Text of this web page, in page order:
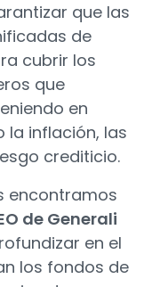
que las
de
cubrir los
que
en
inflación, las
crediticio.
encontramos
de Generali
en el
los fondos de